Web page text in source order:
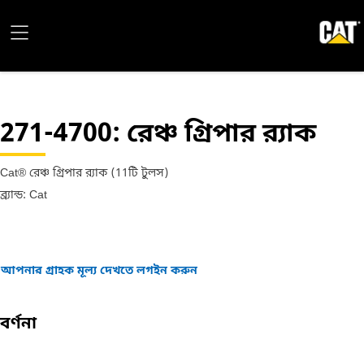
271-4700: রেঞ্চ গ্রিপার র‍্যাক
Cat® রেঞ্চ গ্রিপার র‍্যাক (11টি টুলস)
ব্র্যান্ড: Cat
আপনার গ্রাহক মূল্য দেখতে লগইন করুন
বর্ণনা